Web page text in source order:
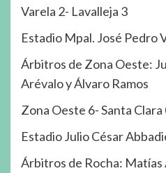
Varela 2- Lavalleja 3
Estadio Mpal. José Pedro
Árbitros de Zona Oeste:
Arévalo y Álvaro Ramos
Zona Oeste 6- Santa Clara
Estadio Julio César
Árbitros de Rocha: